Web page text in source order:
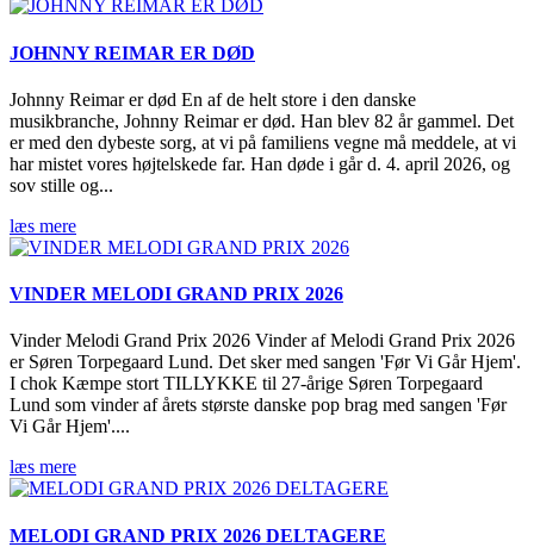
JOHNNY REIMAR ER DØD
Johnny Reimar er død En af de helt store i den danske
musikbranche, Johnny Reimar er død. Han blev 82 år gammel. Det
er med den dybeste sorg, at vi på familiens vegne må meddele, at vi
har mistet vores højtelskede far. Han døde i går d. 4. april 2026, og
sov stille og...
læs mere
VINDER MELODI GRAND PRIX 2026
Vinder Melodi Grand Prix 2026 Vinder af Melodi Grand Prix 2026
er Søren Torpegaard Lund. Det sker med sangen 'Før Vi Går Hjem'.
I chok Kæmpe stort TILLYKKE til 27-årige Søren Torpegaard
Lund som vinder af årets største danske pop brag med sangen 'Før
Vi Går Hjem'....
læs mere
MELODI GRAND PRIX 2026 DELTAGERE